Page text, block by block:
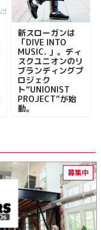
新スローガンは
「DIVE INTO
MUSIC. 」。ディ
スクユニオンのリ
ブランディングプ
ロジェク
ト“UNIONIST
PROJECT”が始
動。